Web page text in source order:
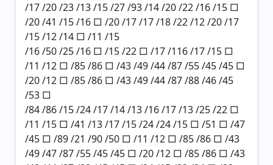
/17 /20 /23 /13 /15 /27 /93 /14 /20 /22 /16 /15 □
/20 /41 /15 /16 □ /20 /17 /17 /18 /22 /12 /20 /17
/15 /12 /14 □ /11 /15
/16 /50 /25 /16 □ /15 /22 □ /17 /116 /17 /15 □
/11 /12 □ /85 /86 □ /43 /49 /44 /87 /55 /45 /45 □
/20 /12 □ /85 /86 □ /43 /49 /44 /87 /88 /46 /45
/53 □
/84 /86 /15 /24 /17 /14 /13 /16 /17 /13 /25 /22 □
/11 /15 □ /41 /13 /17 /15 /24 /24 /15 □ /51 □ /47
/45 □ /89 /21 /90 /50 □ /11 /12 □ /85 /86 □ /43
/49 /47 /87 /55 /45 /45 □ /20 /12 □ /85 /86 □ /43